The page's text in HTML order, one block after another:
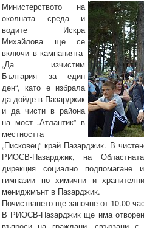
Министерството на
околната среда и
водите Искра
Михайлова ще се
включи в кампанията
„Да изчистим
България за един
ден“, като е избрала
да дойде в Пазарджик
и да чисти в района
на мост „Атлантик” в
местността
„Писковец” край Пазарджик. В
РИОСВ-Пазарджик, на
дирекция социално подпомагане
гимназии по химични и
мениджмънт в Пазарджик.
Почистването ще започне от 10.00
В РИОСВ-Пазарджик ще има